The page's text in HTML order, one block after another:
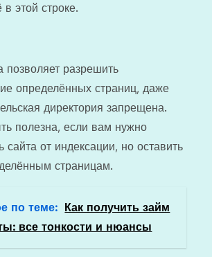
в этой строке.
позволяет разрешить
определённых страниц, даже
директория запрещена.
полезна, если вам нужно
сайта от индексации, но оставить
страницам.
по теме: Как получить займ
все тонкости и нюансы